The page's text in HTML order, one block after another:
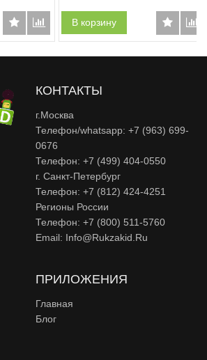
В корзину
КОНТАКТЫ
г.Москва
Телефон/whatsapp: +7 (963) 699-
0676
Телефон: +7 (499) 404-0550
г. Санкт-Петербург
Телефон: +7 (812) 424-4251
Регионы России
Телефон: +7 (800) 511-5760
Email: Info@rukzakid.ru
ПРИЛОЖЕНИЯ
Главная
Блог